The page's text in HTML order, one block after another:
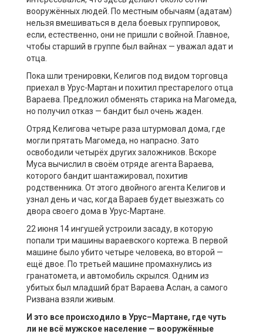
вооружённых людей. По местным обычаям (адатам)
нельзя вмешиваться в дела боевых группировок,
если, естественно, они не пришли с войной. Главное,
чтобы старший в группе был вайнах — уважал адат и
отца.
Пока шли тренировки, Келигов под видом торговца
приехал в Урус-Мартан и похитил престарелого отца
Вараева. Предложил обменять старика на Магомеда,
но получил отказ — бандит был очень жаден.
Отряд Келигова четыре раза штурмовал дома, где
могли прятать Магомеда, но напрасно. Зато
освободили четырёх других заложников. Вскоре
Муса вычислил в своём отряде агента Вараева,
которого бандит шантажировал, похитив
родственника. От этого двойного агента Келигов и
узнал день и час, когда Вараев будет выезжать со
двора своего дома в Урус-Мартане.
22 июня 14 ингушей устроили засаду, в которую
попали три машины вараевского кортежа. В первой
машине было убито четыре человека, во второй —
ещё двое. По третьей машине промахнулись из
гранатомета, и автомобиль скрылся. Одним из
убитых был младший брат Вараева Аслан, а самого
Ризвана взяли живым.
И это все происходило вУрус– Мартане, где чуть
ли не всё мужское население — вооружённые